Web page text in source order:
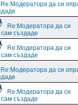
Re:Модератора да си
Re:Модератора да си
създаде
Re:Модератора да си
създаде
Re:Модератора да си
Re:Модератора да си
създаде